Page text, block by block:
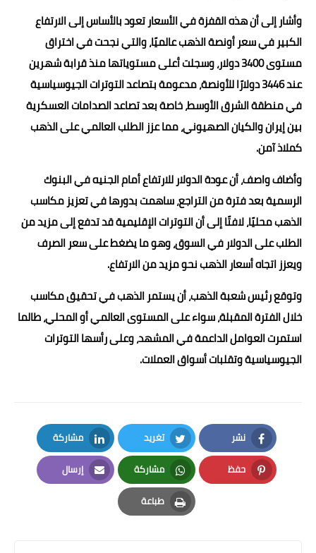
وأشار إلى أن هذه القفزة في الأسعار تعود بالأساس إلى الارتفاع
الكبير في سعر أونصة الذهب عالميًا، والتي نجحت في اختراق
مستوى 3400 دولار، وسجلت أعلى مستوياتها منذ قرابة شهرين
عند 3446 دولارًا للأونصة، مدعومة بتصاعد التوترات الجيوسياسية
في منطقة الشرق الأوسط، خاصة بعد تصاعد الصدامات العسكرية
بين إيران والكيان الصهيوني، مما عزز الطلب العالمي على الذهب
كملاذ آمن.
وأضاف واصف، أن عودة الدولار للارتفاع أمام الجنيه في البنوك
الرسمية بعد فترة من التراجع، ساهمت بدورها في تعزيز مكاسب
الذهب محليًا، لافتًا إلى أن التوترات الإقليمية قد تدفع إلى مزيد من
الطلب على الدولار في السوق، وهو ما يضغط على سعر الصرف
ويعزز اتجاه أسعار الذهب نحو مزيد من الارتفاع.
وتوقع رئيس شعبة الذهب، أن يستمر الذهب في تحقيق مكاسب
خلال الفترة المقبلة، سواء على المستوى العالمي أو المحلي، طالما
استمرت العوامل الداعمة في المشهد، وعلى رأسها التوترات
الجيوسياسية وتقلبات أسواق العملات.
نشر
Facebook
تغريد
Twitter
مشاركة
LinkedIn
حفظ
Pinterest
مشاركة
Whatsapp
إرسال
Email
طباعة
Print